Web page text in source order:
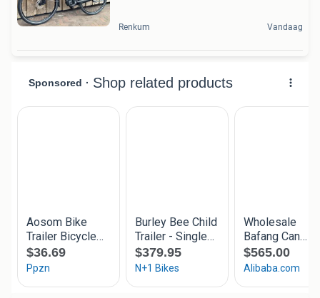
Renkum Vandaag